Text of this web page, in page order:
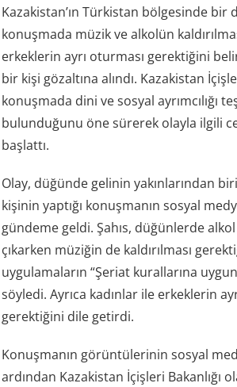
Kazakistan’ın Türkistan bölgesinde bir
konuşmada müzik ve alkolün
erkeklerin ayrı oturması gerektiğini
bir kişi gözaltına alındı. Kazakistan
konuşmada dini ve sosyal ayrımcılığı
bulunduğunu öne sürerek olayla ilgili
başlattı.
Olay, düğünde gelinin yakınlarından
kişinin yaptığı konuşmanın sosyal
gündeme geldi. Şahıs, düğünlerde
çıkarken müziğin de kaldırılması
uygulamaların “Şeriat kurallarına uygun
söyledi. Ayrıca kadınlar ile erkeklerin
gerektiğini dile getirdi.
Konuşmanın görüntülerinin sosyal
ardından Kazakistan İçişleri Bakanlığı